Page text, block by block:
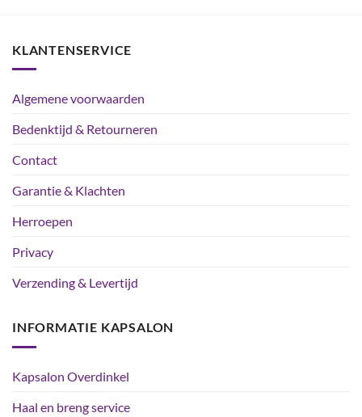
KLANTENSERVICE
Algemene voorwaarden
Bedenktijd & Retourneren
Contact
Garantie & Klachten
Herroepen
Privacy
Verzending & Levertijd
INFORMATIE KAPSALON
Kapsalon Overdinkel
Haal en breng service